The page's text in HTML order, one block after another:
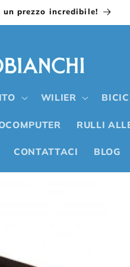
un prezzo incredibile!
WILIER
RULLI
CONTATTACI BLOG